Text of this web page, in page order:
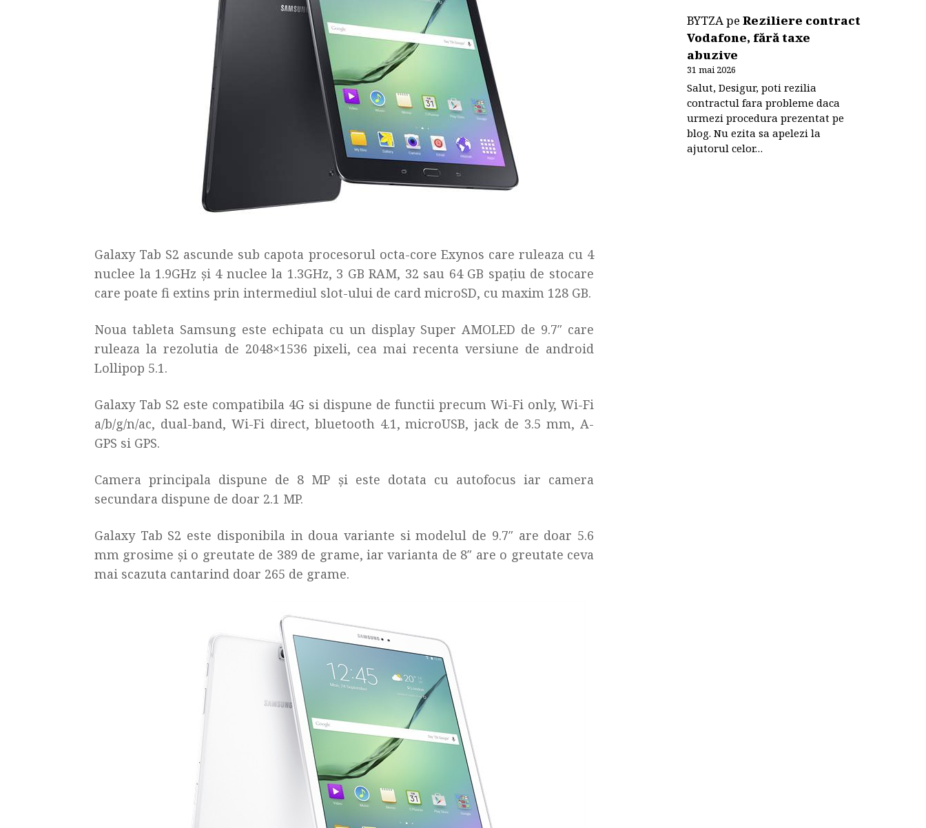
Galaxy Tab S2 ascunde sub capota procesorul octa-core Exynos care ruleaza cu 4
nuclee la 1.9GHz și 4 nuclee la 1.3GHz, 3 GB RAM, 32 sau 64 GB spațiu de stocare
care poate fi extins prin intermediul slot-ului de card microSD, cu maxim 128 GB.
Noua tableta Samsung este echipata cu un display Super AMOLED de 9.7″ care
ruleaza la rezolutia de 2048×1536 pixeli, cea mai recenta versiune de android
Lollipop 5.1.
Galaxy Tab S2 este compatibila 4G si dispune de functii precum Wi-Fi only, Wi-Fi
a/b/g/n/ac, dual-band, Wi-Fi direct, bluetooth 4.1, microUSB, jack de 3.5 mm, A-
GPS si GPS.
Camera principala dispune de 8 MP și este dotata cu autofocus iar camera
secundara dispune de doar 2.1 MP.
Galaxy Tab S2 este disponibila in doua variante si modelul de 9.7″ are doar 5.6
mm grosime și o greutate de 389 de grame, iar varianta de 8″ are o greutate ceva
mai scazuta cantarind doar 265 de grame.
BYTZApeReziliere contract
Vodafone, fără taxe
abuzive
31 mai 2026
Salut, Desigur, poti rezilia
contractul fara probleme daca
urmezi procedura prezentat pe
blog. Nu ezita sa apelezi la
ajutorul celor…